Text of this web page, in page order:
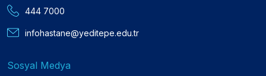
444 7000
infohastane@yeditepe.edu.tr
Sosyal Medya